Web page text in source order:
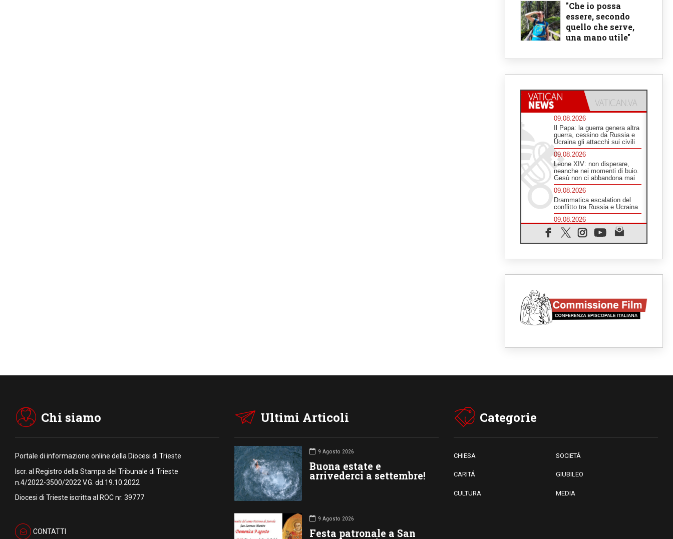
"Che io possa
essere, secondo
quello che serve,
una mano utile"
09.08.2026
Il Papa: la guerra genera altra
guerra, cessino da Russia e
Ucraina gli attacchi sui civili
09.08.2026
Leone XIV: non disperare,
neanche nei momenti di buio.
Gesù non ci abbandona mai
09.08.2026
Drammatica escalation del
conflitto tra Russia e Ucraina
09.08.2026
Tra Tolkien e Leone, un
convegno su "l'uomo, il
mezzo e l'algoritmo"
Indonesia, un dollaro per la
costruzione di 219 Chiese
09.08.2026
Santuario della Madre del
Chi siamo
Portale di informazione online della Diocesi di Trieste
Iscr. al Registro della Stampa del Tribunale di Trieste
n.4/2022-3500/2022 V.G. dd.19.10.2022
Diocesi di Trieste iscritta al ROC nr. 39777
CONTATTI
Ultimi Articoli
9 Agosto 2026
Buona estate e
arrivederci a settembre!
9 Agosto 2026
Festa patronale a San
Categorie
CHIESA SOCIETÁ
CARITÁ GIUBILEO
CULTURA MEDIA